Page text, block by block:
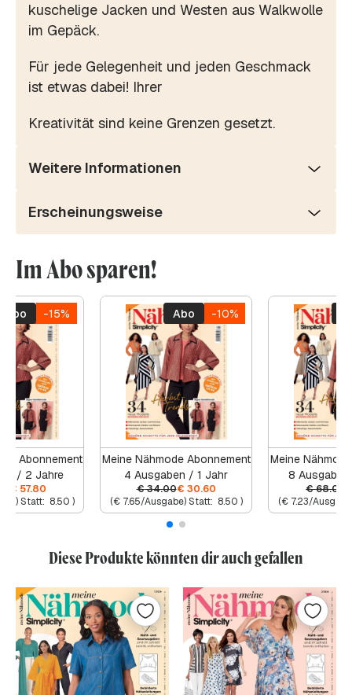
kuschelige Jacken und Westen aus Walkwolle
im Gepäck.
Für jede Gelegenheit und jeden Geschmack
ist etwas dabei! Ihrer
Kreativität sind keine Grenzen gesetzt.
Weitere Informationen
Erscheinungsweise
Im Abo sparen!
Abo -15%
Abonnement
/ 2 Jahre
€ 57.80
Statt: 8.50 )
Abo -10%
Meine Nähmode Abonnement
4 Ausgaben / 1 Jahr
€34.00€ 30.60
(€7.65/Ausgabe) Statt: 8.50 )
Meine
8
€68.00
(€7.23/
Diese Produkte könnten dir auch gefallen